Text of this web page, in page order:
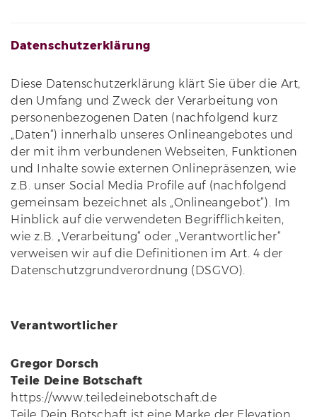
Datenschutzerklärung
Diese Datenschutzerklärung klärt Sie über die Art,
den Umfang und Zweck der Verarbeitung von
personenbezogenen Daten (nachfolgend kurz
„Daten“) innerhalb unseres Onlineangebotes und
der mit ihm verbundenen Webseiten, Funktionen
und Inhalte sowie externen Onlinepräsenzen, wie
z.B. unser Social Media Profile auf (nachfolgend
gemeinsam bezeichnet als „Onlineangebot“). Im
Hinblick auf die verwendeten Begrifflichkeiten,
wie z.B. „Verarbeitung“ oder „Verantwortlicher“
verweisen wir auf die Definitionen im Art. 4 der
Datenschutzgrundverordnung (DSGVO).
Verantwortlicher
Gregor Dorsch
Teile Deine Botschaft
https://www.teiledeinebotschaft.de